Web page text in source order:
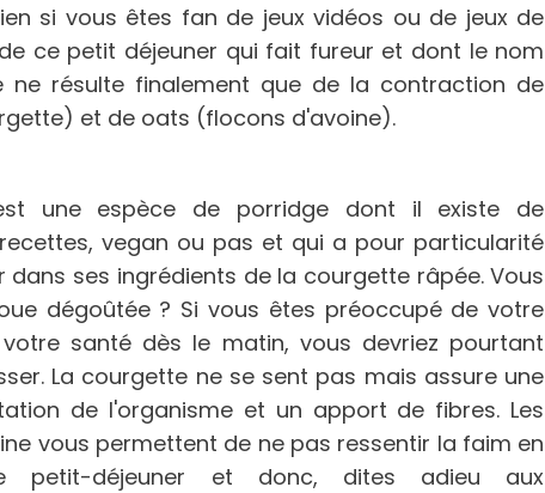
si vous êtes fan de jeux vidéos ou de jeux de
de ce petit déjeuner qui fait fureur et dont le nom
ne résulte finalement que de la contraction de
et de oats (flocons d'avoine).
une espèce de porridge dont il existe de
vegan ou pas et qui a pour particularité
ses ingrédients de la courgette râpée. Vous
dégoûtée ? Si vous êtes préoccupé de votre
santé dès le matin, vous devriez pourtant
La courgette ne se sent pas mais assure une
de l'organisme et un apport de fibres. Les
vous permettent de ne pas ressentir la faim en
petit-déjeuner et donc, dites adieu aux